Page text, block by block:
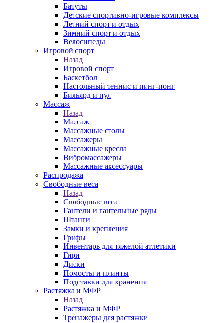
Батуты
Детские спортивно-игровые комплексы
Летний спорт и отдых
Зимний спорт и отдых
Велосипеды
Игровой спорт
Назад
Игровой спорт
Баскетбол
Настольный теннис и пинг-понг
Бильярд и пул
Массаж
Назад
Массаж
Массажные столы
Массажеры
Массажные кресла
Вибромассажеры
Массажные аксессуары
Распродажа
Свободные веса
Назад
Свободные веса
Гантели и гантельные ряды
Штанги
Замки и крепления
Грифы
Инвентарь для тяжелой атлетики
Гири
Диски
Помосты и плинты
Подставки для хранения
Растяжка и МФР
Назад
Растяжка и МФР
Тренажеры для растяжки